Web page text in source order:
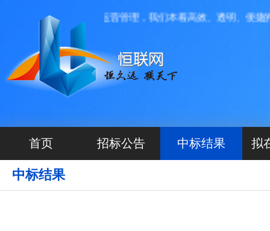
技有限公司投资运营管理，我们本着高效、透明、便捷的
首页 招标公告 中标结果 拟
中标结果